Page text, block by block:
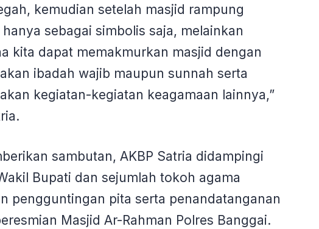
kemudian setelah masjid rampung
sebagai simbolis saja, melainkan
kita dapat memakmurkan masjid dengan
ibadah wajib maupun sunnah serta
kegiatan-kegiatan keagamaan lainnya,”
sambutan, AKBP Satria didampingi
Bupati dan sejumlah tokoh agama
pengguntingan pita serta penandatanganan
Masjid Ar-Rahman Polres Banggai.